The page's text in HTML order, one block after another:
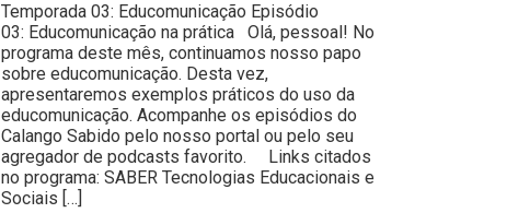
Temporada 03: Educomunicação Episódio
03: Educomunicação na prática Olá, pessoal! No
programa deste mês, continuamos nosso papo
sobre educomunicação. Desta vez,
apresentaremos exemplos práticos do uso da
educomunicação. Acompanhe os episódios do
Calango Sabido pelo nosso portal ou pelo seu
agregador de podcasts favorito. Links citados
no programa: SABER Tecnologias Educacionais e
Sociais […]